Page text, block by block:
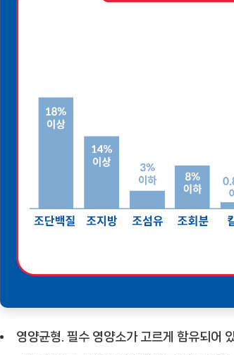
영양균형. 필수 영양소가 고르게 함유되어